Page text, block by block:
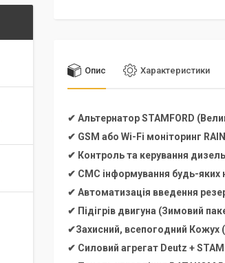
Опис Характеристики
✔ Альтернатор STAMFORD
✔ GSM або Wi-Fi моніторинг
✔ Контроль та керування
✔ СМС інформування будь-яких
✔ Автоматизація введення
✔ Підігрів двигуна (Зимовий
✔Захисний, всепогодний Кожух
✔ Силовий агрегат Deutz +